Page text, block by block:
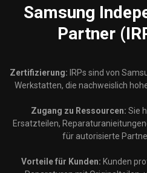
Samsung
Partner
Zertifizierung: IRPs sind von
Werkstatten, die nachweislich
Zugang zu Ressourcen: Sie
Ersatzteilen,
für autorisierte
Vorteile für Kunden: Kunden